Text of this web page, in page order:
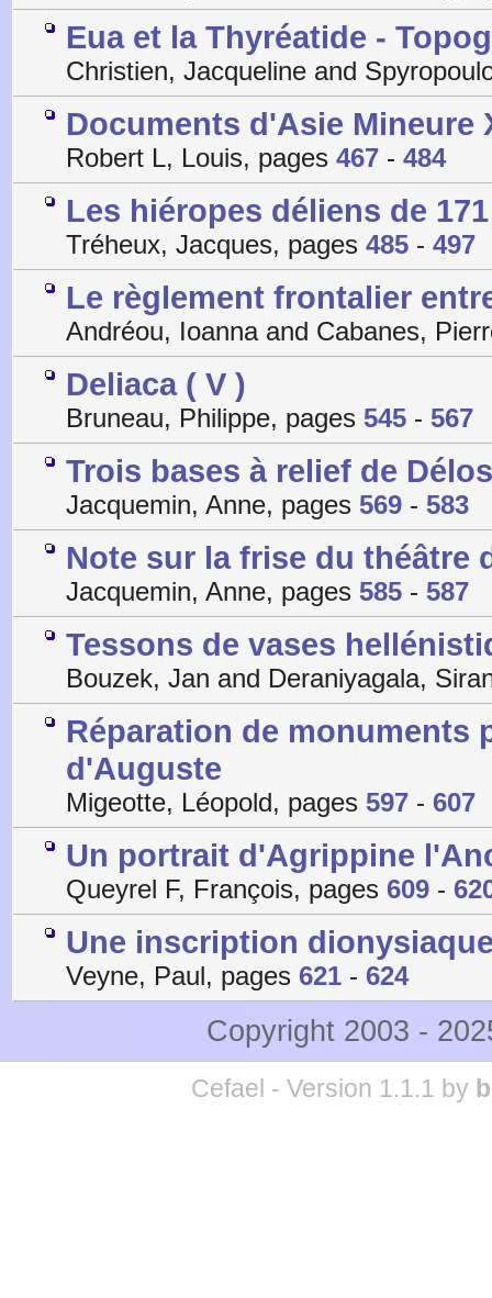
Eua et la Thyréatide -
Christien, Jacqueline and
Documents d'Asie Mineure
Robert L, Louis, pages 467 - 484
Les hiéropes déliens de
Tréheux, Jacques, pages 485 - 497
Le règlement frontalier
Andréou, Ioanna and Cabanes,
Deliaca ( V )
Bruneau, Philippe, pages 545 - 567
Trois bases à relief de Délos
Jacquemin, Anne, pages 569 - 583
Note sur la frise du théâtre
Jacquemin, Anne, pages 585 - 587
Tessons de vases
Bouzek, Jan and Deraniyagala,
Réparation de monuments
d'Auguste
Migeotte, Léopold, pages 597 - 607
Un portrait d'Agrippine
Queyrel F, François, pages 609 -
Une inscription
Veyne, Paul, pages 621 - 624
Copyright 2003 -
Cefael - Version 1.1.1 by